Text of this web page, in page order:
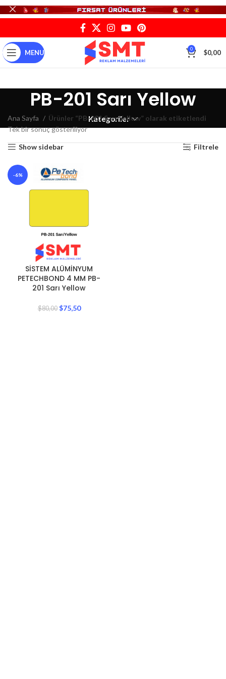
MENU 0 $0,00
PB-201 Sarı Yellow
Kategoriler
Ana Sayfa
Ürünler “PB-201 Sarı Yellow” olarak etiketlendi
Tek bir sonuç gösteriliyor
Show sidebar Filtrele
-6%
SİSTEM ALÜMİNYUM
PETECHBOND 4 MM PB-
201 Sarı Yellow
$80,00 $75,50